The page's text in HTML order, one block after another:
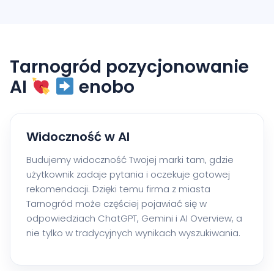
Tarnogród pozycjonowanie
AI
enobo
Widoczność w AI
Budujemy widoczność Twojej marki tam, gdzie
użytkownik zadaje pytania i oczekuje gotowej
rekomendacji. Dzięki temu firma z miasta
Tarnogród może częściej pojawiać się w
odpowiedziach ChatGPT, Gemini i AI Overview, a
nie tylko w tradycyjnych wynikach wyszukiwania.